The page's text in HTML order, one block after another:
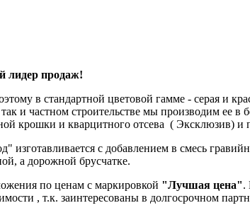
продаж!
в стандартной цветовой гамме - серая и
и частном строительстве мы производим
крошки и кварцитного отсева ( Эксклюзив)
изготавливается с добавлением в смесь
а дорожной брусчатке.
по ценам с маркировкой "Лучшая цена".
, т.к. заинтересованы в долгосрочном